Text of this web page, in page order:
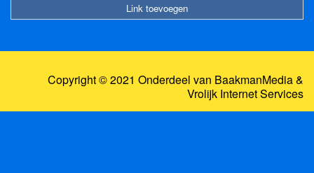
Link toevoegen
Copyright © 2021 Onderdeel van BaakmanMedia&
Vrolijk Internet Services